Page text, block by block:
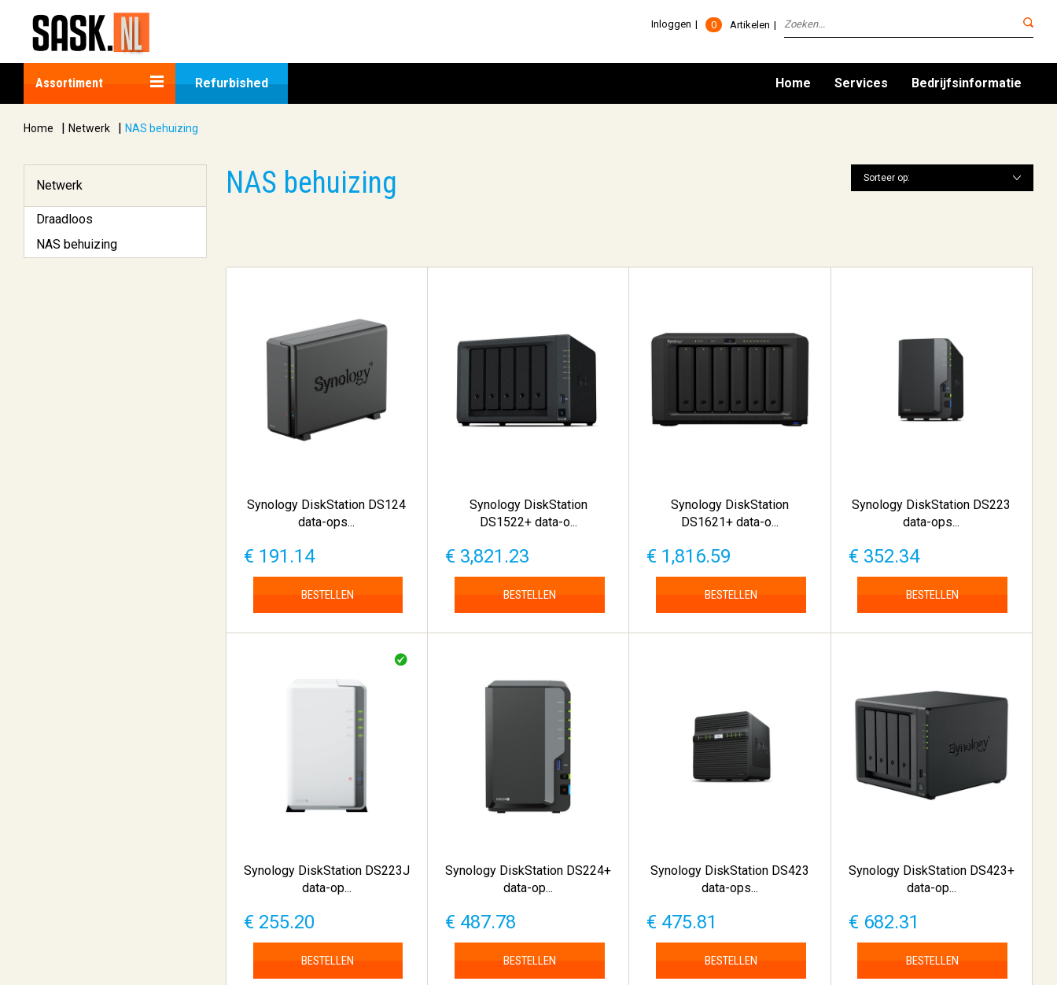
0 Artikelen
Inloggen
Assortiment Refurbished Home Services Bedrijfsinformatie
Home | Netwerk | NAS behuizing
Netwerk
Draadloos
NAS behuizing
Sorteer op:
NAS behuizing
Synology DiskStation DS124
data-ops...
€ 191.14
BESTELLEN
Synology DiskStation
DS1522+ data-o...
€ 3,821.23
BESTELLEN
Synology DiskStation
DS1621+ data-o...
€ 1,816.59
BESTELLEN
Synology DiskStation DS223
data-ops...
€ 352.34
BESTELLEN
Synology DiskStation DS223J
data-op...
€ 255.20
BESTELLEN
Synology DiskStation DS224+
data-op...
€ 487.78
BESTELLEN
Synology DiskStation DS423
data-ops...
€ 475.81
BESTELLEN
Synology DiskStation DS423+
data-op...
€ 682.31
BESTELLEN